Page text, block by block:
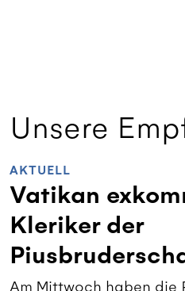
Unsere
AKTUELL
Vatikan
Kleriker der
Am Mittwoch haben die